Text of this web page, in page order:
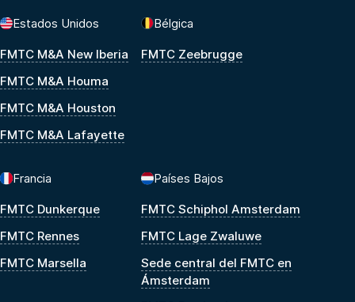
Estados Unidos
FMTC M&A New Iberia
FMTC M&A Houma
FMTC M&A Houston
FMTC M&A Lafayette
Bélgica
FMTC Zeebrugge
Francia
FMTC Dunkerque
FMTC Rennes
FMTC Marsella
Países Bajos
FMTC Schiphol Amsterdam
FMTC Lage Zwaluwe
Sede central del FMTC en
Ámsterdam